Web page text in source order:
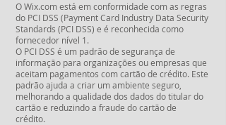
O Wix.com está em conformidade com as regras
do PCI DSS (Payment Card Industry Data Security
Standards (PCI DSS) e é reconhecida como
fornecedor nível 1.
O PCI DSS é um padrão de segurança de
informação para organizações ou empresas que
aceitam pagamentos com cartão de crédito. Este
padrão ajuda a criar um ambiente seguro,
melhorando a qualidade dos dados do titular do
cartão e reduzindo a fraude do cartão de
crédito.